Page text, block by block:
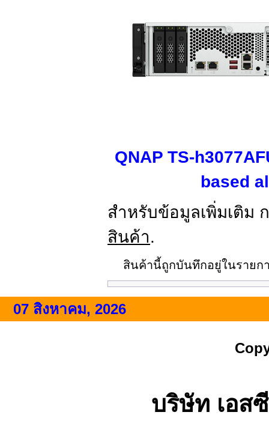
QNAP TS-
based
สำหรับข้อมูลเพิ่มเติม
สินค้า.
สินค้านี้ถูกบันทึกอยู่ในรายก
07 สิงหาคม, 2026
บริษัท เอส